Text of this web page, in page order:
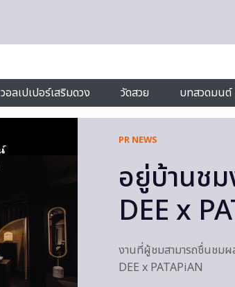
วอลเปเปอร์เสริมดวง วัดสวย บทสวดมนต์
PR NEWS
อยู่บ้านชม
DEE x
งานที่ผู้ชมสามารถชื่นชมผ
DEE x PATAPiAN